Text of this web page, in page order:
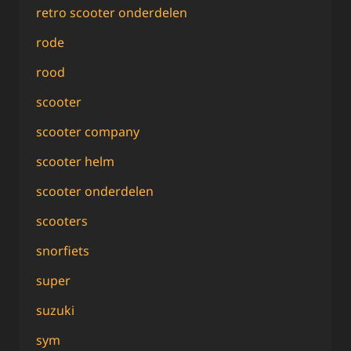
retro scooter onderdelen
rode
rood
scooter
scooter company
scooter helm
scooter onderdelen
scooters
snorfiets
super
suzuki
sym